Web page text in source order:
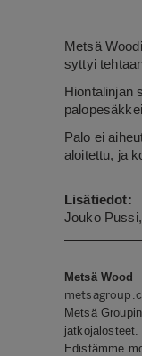
Metsä
syttyi
Hiontalinjan
Palo ei
aloitettu, ja
Lisätiedot:
Jouko
Metsä Wood
Metsä
Edistämme